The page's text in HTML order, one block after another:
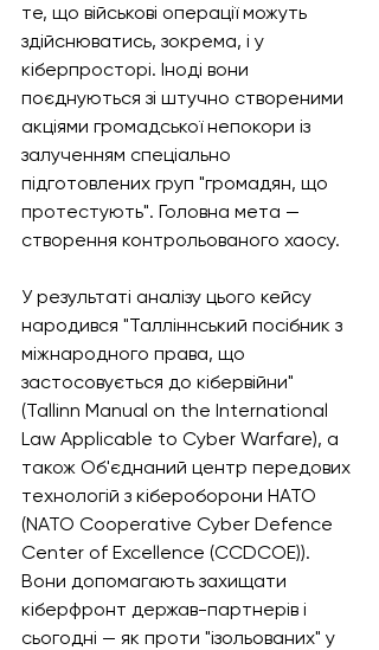
те, що військові операції можуть
здійснюватись, зокрема, і у
кіберпросторі. Іноді вони
поєднуються зі штучно створеними
акціями громадської непокори із
залученням спеціально
підготовлених груп "громадян, що
протестують". Головна мета —
створення контрольованого хаосу.
У результаті аналізу цього кейсу
народився "Талліннський посібник з
міжнародного права, що
застосовується до кібервійни"
(Tallinn Manual on the International
Law Applicable to Cyber Warfare), а
також Об'єднаний центр передових
технологій з кібероборони НАТО
(NATO Cooperative Cyber Defence
Center of Excellence (CCDCOE)).
Вони допомагають захищати
кіберфронт держав-партнерів і
сьогодні — як проти "ізольованих" у